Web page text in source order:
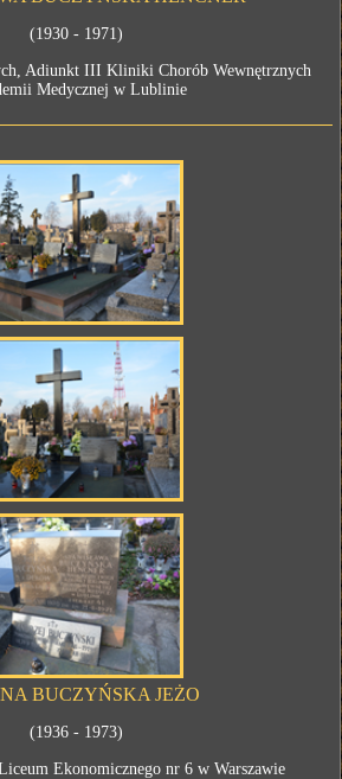
(1930 - 1971)
Adiunkt III Kliniki Chorób Wewnętrznych
Medycznej w Lublinie
BUCZYŃSKA JEŻO
(1936 - 1973)
Ekonomicznego nr 6 w Warszawie